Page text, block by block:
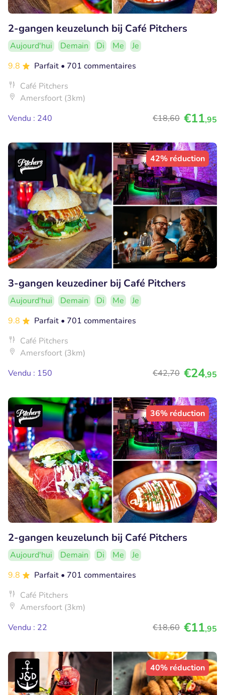
2-gangen keuzelunch bij Café Pitchers
Aujourd'hui Demain Di Me
Je
9.8
Parfait • 701 commentaires
Café Pitchers
Amersfoort (3km)
Vendu : 240
€18,60 €11,95
42% réduction
3-gangen keuzediner bij Café Pitchers
Aujourd'hui Demain Di Me
Je
9.8
Parfait • 701 commentaires
Café Pitchers
Amersfoort (3km)
Vendu : 150
€42,70 €24,95
36% réduction
2-gangen keuzelunch bij Café Pitchers
Aujourd'hui Demain Di Me
Je
9.8
Parfait • 701 commentaires
Café Pitchers
Amersfoort (3km)
Vendu : 22
€18,60 €11,95
40% réduction